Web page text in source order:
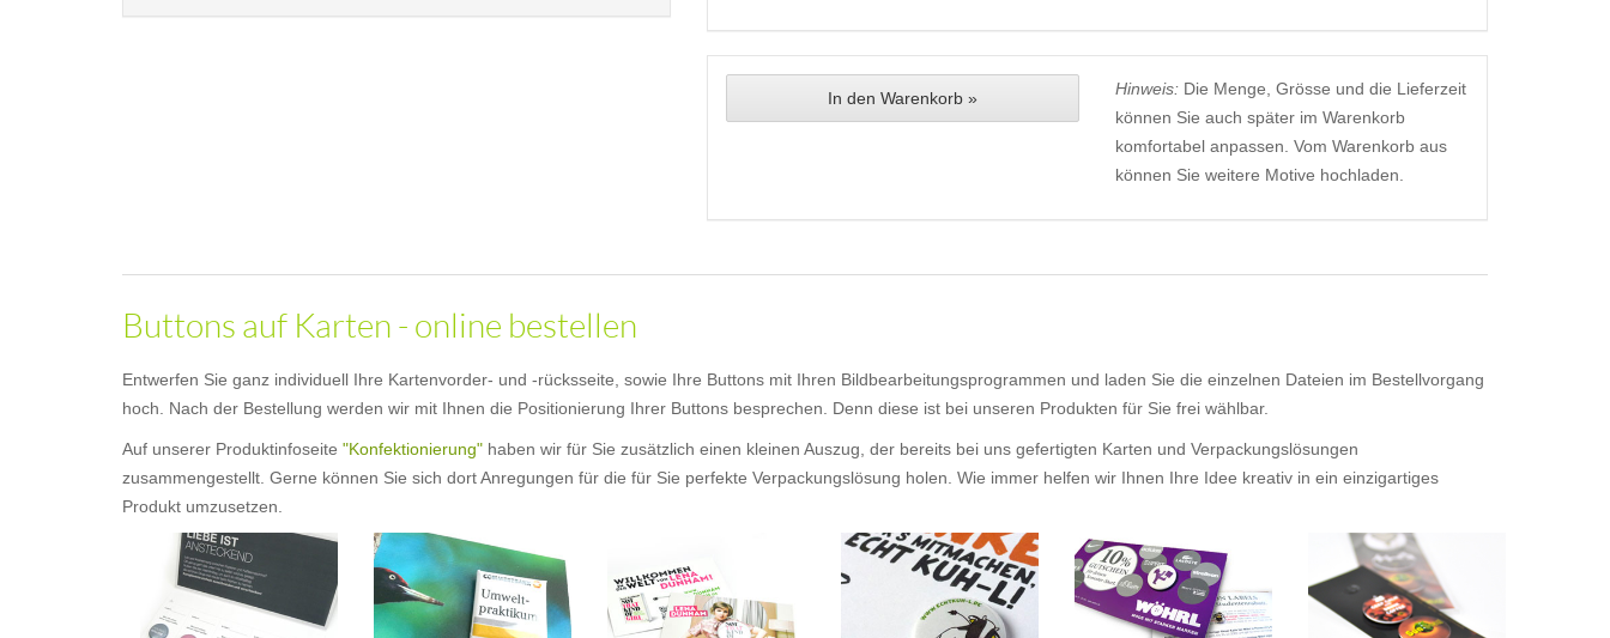
In den Warenkorb » Hinweis:Die Menge, Grösse und die Lieferzeit
können Sie auch später im Warenkorb
komfortabel anpassen. Vom Warenkorb aus
können Sie weitere Motive hochladen.
Buttons auf Karten - online bestellen
Entwerfen Sie ganz individuell Ihre Kartenvorder- und -rücksseite, sowie Ihre Buttons mit Ihren Bildbearbeitungsprogrammen und laden Sie die einzelnen Dateien im Bestellvorgang
hoch. Nach der Bestellung werden wir mit Ihnen die Positionierung Ihrer Buttons besprechen. Denn diese ist bei unseren Produkten für Sie frei wählbar.
Auf unserer Produktinfoseite "Konfektionierung" haben wir für Sie zusätzlich einen kleinen Auszug, der bereits bei uns gefertigten Karten und Verpackungslösungen
zusammengestellt. Gerne können Sie sich dort Anregungen für die für Sie perfekte Verpackungslösung holen. Wie immer helfen wir Ihnen Ihre Idee kreativ in ein einzigartiges
Produkt umzusetzen.